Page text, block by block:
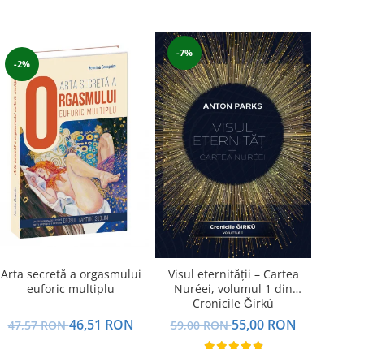
-2%
Arta secretă a orgasmului
euforic multiplu
47,57 RON46,51 RON
-7%
Visul eternității – Cartea
Nuréei, volumul 1 din
Cronicile Ǧírkù
59,00 RON55,00 RON